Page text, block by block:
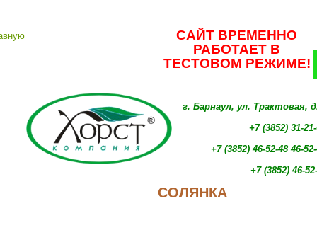
САЙТ ВРЕМЕННО
РАБОТАЕТ В
ТЕСТОВОМ РЕЖИМЕ!
СОЛЯНКА
г. Барнаул, ул. Трактовая,
+7 (3852) 31-
+7 (3852) 46-52-48 46-
+7 (3852) 46-